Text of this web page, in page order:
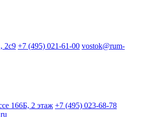
2с9 +7 (495) 021-61-00 vostok@rum-
166Б, 2 этаж +7 (495) 023-68-78